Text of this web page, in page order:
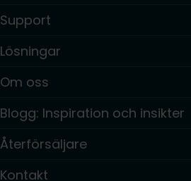
Support
Lösningar
Om oss
Blogg: Inspiration och insikter
Återförsäljare
Kontakt